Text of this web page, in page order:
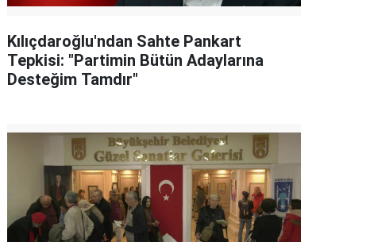
Kılıçdaroğlu'ndan Sahte Pankart
Tepkisi: "Partimin Bütün Adaylarına
Desteğim Tamdır"